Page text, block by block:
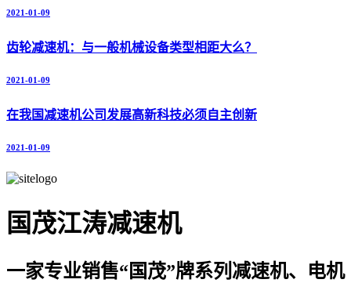
2021-01-09
齿轮减速机：与一般机械设备类型相距大么？
2021-01-09
在我国减速机公司发展高新科技必须自主创新
2021-01-09
国茂江涛减速机
一家专业销售“国茂”牌系列减速机、电机